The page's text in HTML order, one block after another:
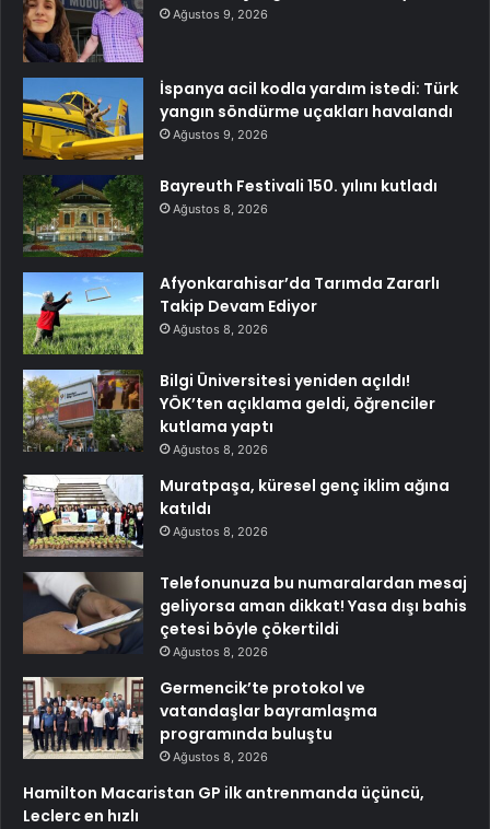
Ağustos 9, 2026
İspanya acil kodla yardım istedi: Türk
yangın söndürme uçakları havalandı
Ağustos 9, 2026
Bayreuth Festivali 150. yılını kutladı
Ağustos 8, 2026
Afyonkarahisar’da Tarımda Zararlı
Takip Devam Ediyor
Ağustos 8, 2026
Bilgi Üniversitesi yeniden açıldı!
YÖK’ten açıklama geldi, öğrenciler
kutlama yaptı
Ağustos 8, 2026
Muratpaşa, küresel genç iklim ağına
katıldı
Ağustos 8, 2026
Telefonunuza bu numaralardan mesaj
geliyorsa aman dikkat! Yasa dışı bahis
çetesi böyle çökertildi
Ağustos 8, 2026
Germencik’te protokol ve
vatandaşlar bayramlaşma
programında buluştu
Ağustos 8, 2026
Hamilton Macaristan GP ilk antrenmanda üçüncü,
Leclerc en hızlı